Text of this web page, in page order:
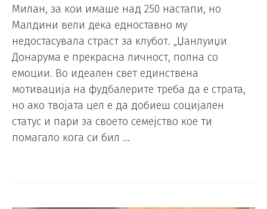
Милан, за кои имаше над 250 настапи, но
Малдини вели дека едноставно му
недостасувала страст за клубот. „Џанлуиџи
Донарума е прекрасна личност, полна со
емоции. Во идеален свет единствена
мотивација на фудбалерите треба да е страта,
но ако твојата цел е да добиеш социјален
статус и пари за своето семејство кое ти
помагало кога си бил …